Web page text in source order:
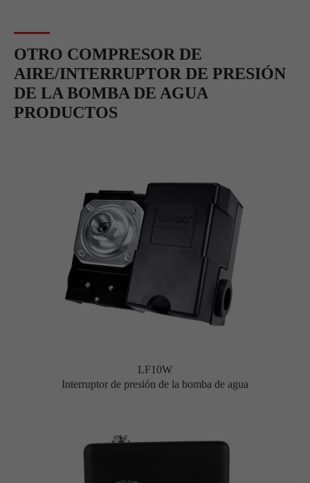
OTRO COMPRESOR DE
AIRE/INTERRUPTOR DE PRESIÓN
DE LA BOMBA DE AGUA
PRODUCTOS
LF10W
Interruptor de presión de la bomba de agua